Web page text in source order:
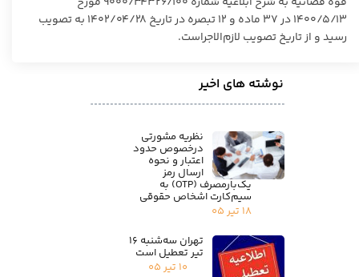
۱۴۰۰/۵/۱۳ در ۳۷ ماده و ۱۲ تبصره در تاریخ ۱۴۰۲/۰۴/۲۸ به تصویب
رسید و از تاریخ تصویب لازم‌الاجراست.
نوشته های اخیر
نظریه مشورتی
درخصوص حدود
اعتبار و نحوه
ارسال رمز
یک‌بارمصرف (OTP) به
سیم‌کارت اشخاص حقوقی
۱۸ تیر ۰۵
تهران سه‌شنبه ۱۶
تیر تعطیل است
۱۰ تیر ۰۵